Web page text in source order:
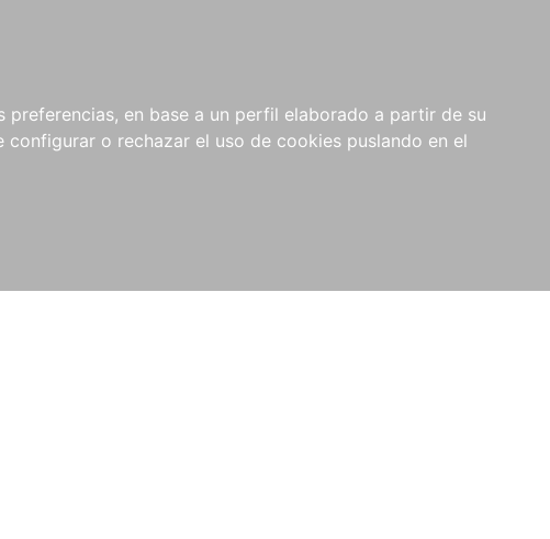
en base a un perfil elaborado a partir de su
configurar o rechazar el uso de cookies puslando en el
NOVEDADES NOTICIAS
COMPRAS
INSTITUCIONALES